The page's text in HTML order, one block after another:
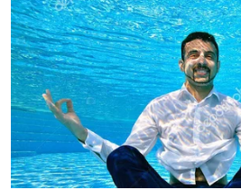
ल
क्रि
के
ट
I
P
L
2